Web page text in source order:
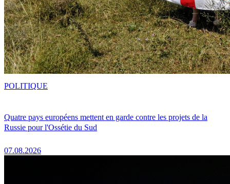
Quatre pays européens mettent en garde contre les projets de la
Russie pour l'Ossétie du Sud
07.08.2026
POLITIQUE